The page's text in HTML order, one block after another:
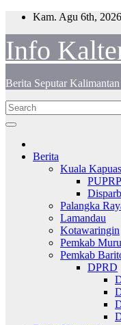
Skip
content
Kam. Agu 6th, 2026
Info
Berita Seputar
Berita
Kuala Kapuas
Palangka
Lamandau
Kotawaringin
Pemkab
Pemkab
DPRD